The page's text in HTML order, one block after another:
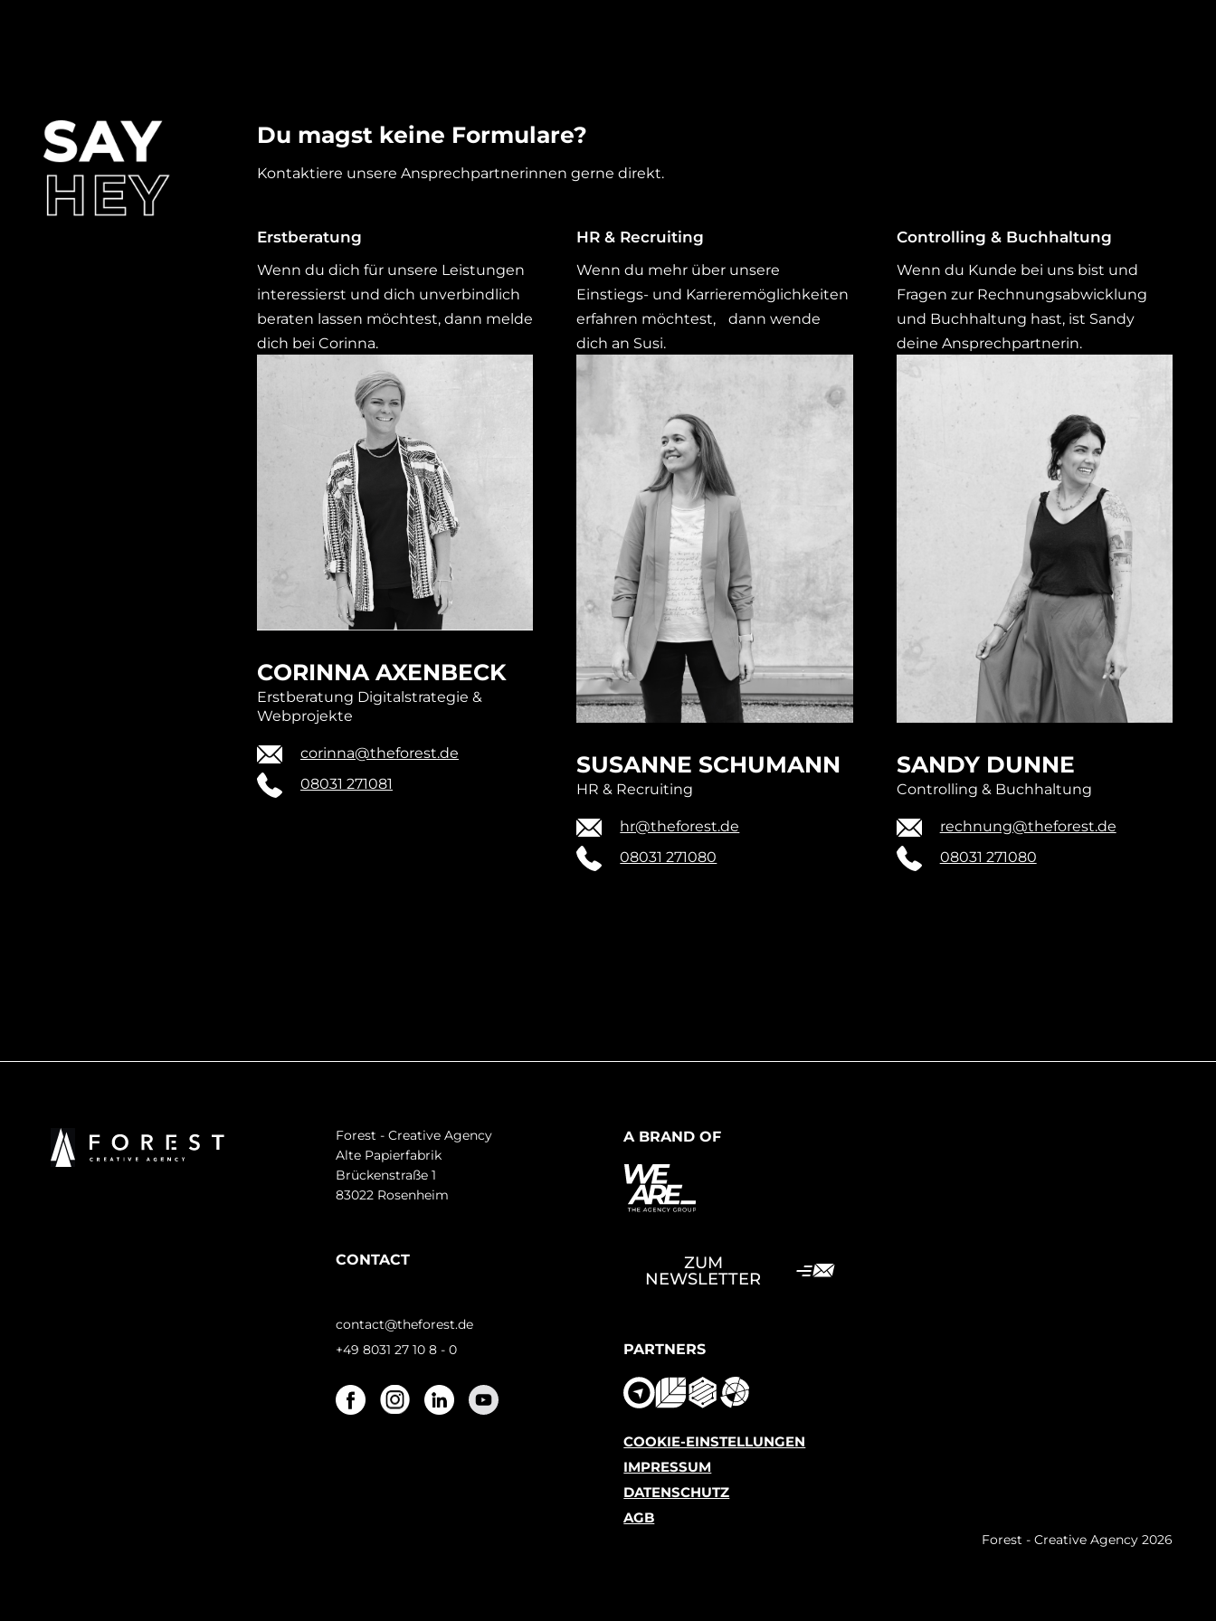
Du magst keine Formulare?
Kontaktiere unsere Ansprechpartnerinnen gerne direkt.
Erstberatung
Wenn du dich für unsere Leistungen
interessierst und dich unverbindlich
beraten lassen möchtest, dann melde
dich bei Corinna.
CORINNA AXENBECK
Erstberatung Digitalstrategie &
Webprojekte
corinna@theforest.de
08031 271081
HR & Recruiting
Wenn du mehr über unsere
Einstiegs- und Karrieremöglichkeiten
erfahren möchtest, dann wende
dich an Susi.
SUSANNE SCHUMANN
HR & Recruiting
hr@theforest.de
08031 271080
Controlling & Buchhaltung
Wenn du Kunde bei uns bist und
Fragen zur Rechnungsabwicklung
und Buchhaltung hast, ist Sandy
deine Ansprechpartnerin.
SANDY DUNNE
Controlling & Buchhaltung
rechnung@theforest.de
08031 271080
Forest - Creative Agency
Alte Papierfabrik
Brückenstraße 1
83022 Rosenheim
CONTACT
contact@theforest.de
+49 8031 27 10 8 - 0
A BRAND OF
ZUM
NEWSLETTER
PARTNERS
COOKIE-EINSTELLUNGEN
IMPRESSUM
DATENSCHUTZ
AGB
Forest - Creative Agency 2026